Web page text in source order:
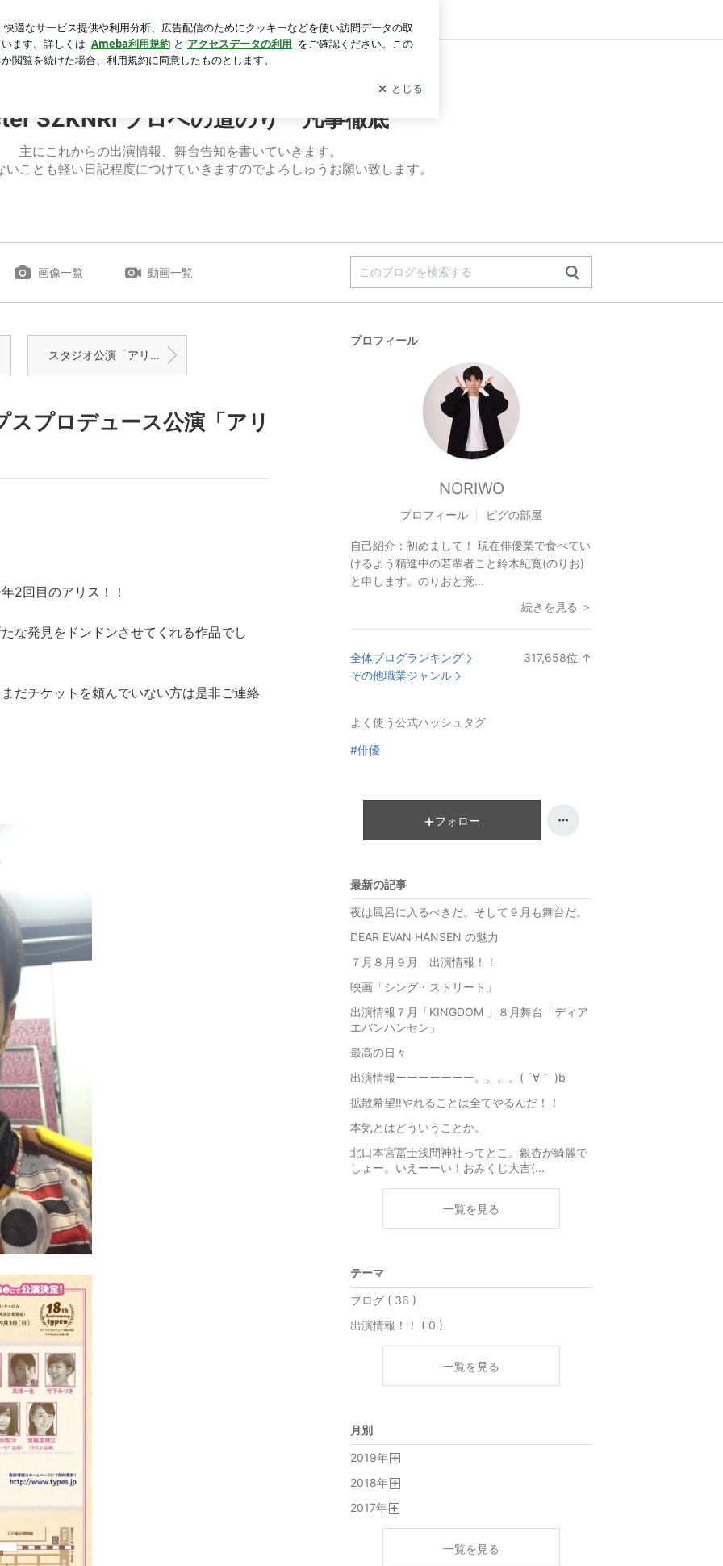
SZKNRI プロへの道のり 凡事徹底
ログイン
SZKNRI プロへの道のり 凡事徹底
主にこれからの出演情報、舞台告知を書いていきます。
いことも軽い日記程度につけていきますのでよろしゅうお願い致します。
画像一覧 動画一覧
スタジオ公演「アリス」始動
プロデュース公演「アリ
2回目のアリス！！
な発見をドンドンさせてくれる作品でし
だチケットを頼んでいない方は是非ご連絡
プロフィール
NORIWO
プロフィール ピグの部屋
自己紹介： 初めまして！ 現在俳優業で食べてい
けるよう精進中の若輩者こと鈴木紀寛(のりお)
と申します。のりおと覚...
続きを見る ＞
全体ブログランキング 317,658位 ↑
その他職業ジャンル
よく使う公式ハッシュタグ
#俳優
フォロー
最新の記事
夜は風呂に入るべきだ。そして９月も舞台だ。
DEAR EVAN HANSEN の魅力
７月８月９月 出演情報！！
映画「シング・ストリート」
出演情報７月「KINGDOM 」８月舞台「ディア
エバンハンセン」
最高の日々
出演情報ーーーーーーー。。。。( ´∀｀ )b
拡散希望‼️やれることは全てやるんだ！！
本気とはどういうことか。
北口本宮冨士浅間神社ってとこ。銀杏が綺麗で
しょー。いえーーい！おみくじ大吉(...
一覧を見る
テーマ
ブログ ( 36 )
出演情報！！ ( 0 )
一覧を見る
月別
2019年
2018年
2017年
一覧を見る